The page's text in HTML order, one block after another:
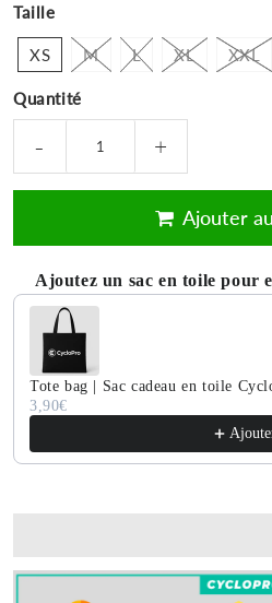
Taille
XS M L XL XXL
Quantité
+
-
Ajouter
Ajoutez un sac en toile pour
Use the Previous and Next
Tote bag | Sac cadeau en toile
3,90€